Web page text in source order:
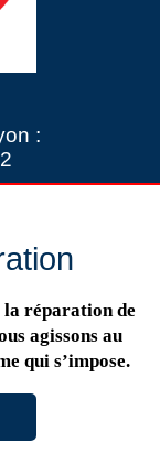
:
la réparation de
agissons au
qui s’impose.